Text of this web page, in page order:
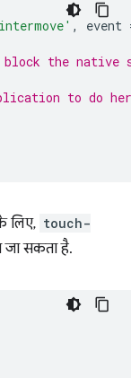
, event
the native
to do
लिए, touch-
जा सकता है.